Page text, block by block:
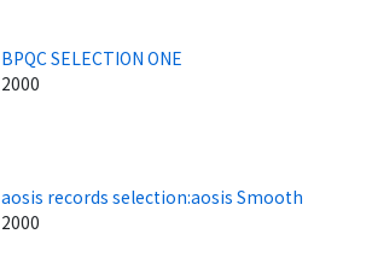
BPQC SELECTION ONE
2000
aosis records selection:aosis Smooth
2000